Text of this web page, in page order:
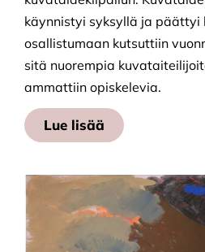
käynnistyi syksyllä ja päättyi
osallistumaan kutsuttiin
sitä nuorempia
ammattiin opiskelevia.
Lue lisää